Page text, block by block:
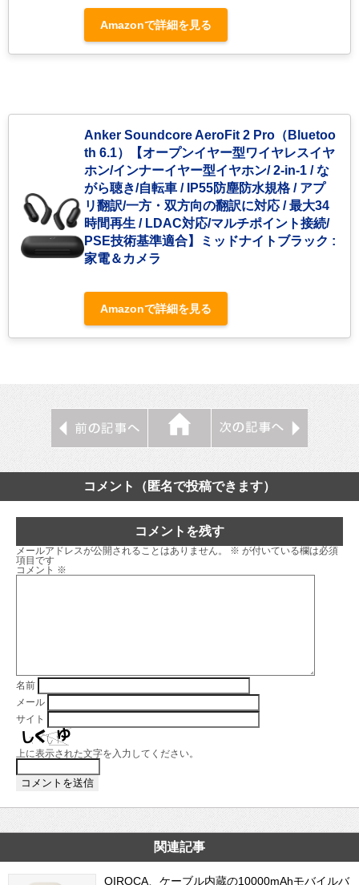
Amazonで詳細を見る
Anker Soundcore AeroFit 2 Pro（Bluetoo
th 6.1）【オープンイヤー型ワイヤレスイヤ
ホン/インナーイヤー型イヤホン/ 2-in-1 / な
がら聴き/自転車 / IP55防塵防水規格 / アプ
リ翻訳/一方・双方向の翻訳に対応 / 最大34
時間再生 / LDAC対応/マルチポイント接続/
PSE技術基準適合】ミッドナイトブラック :
家電＆カメラ
Amazonで詳細を見る
コメント（匿名で投稿できます）
コメントを残す
メールアドレスが公開されることはありません。 ※ が付いている欄は必須
項目です
コメント ※
名前
メール
サイト
上に表示された文字を入力してください。
関連記事
QIROCA、ケーブル内蔵の10000mAhモバイルバ